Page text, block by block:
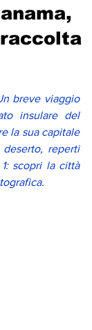
breve viaggio
insulare del
la sua capitale
deserto, reperti
scopri la città